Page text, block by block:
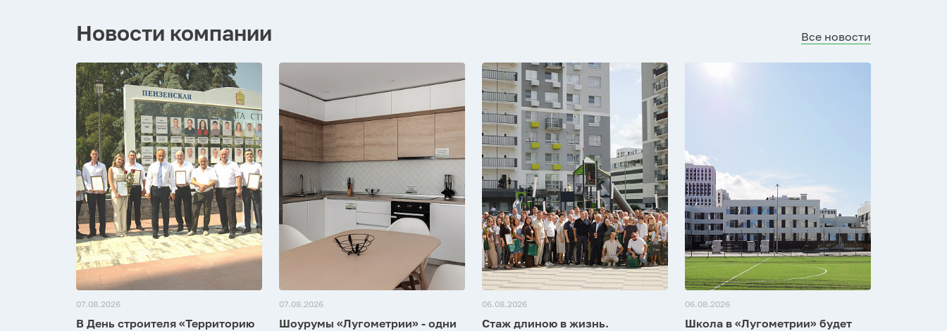
Новости компании Все новости
07.08.2026
В День строителя «Территорию
07.08.2026
Шоурумы «Лугометрии» - одни
06.08.2026
Стаж длиною в жизнь.
06.08.2026
Школа в «Лугометрии» будет